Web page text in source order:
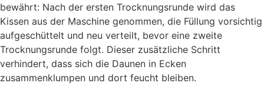
bewährt: Nach der ersten Trocknungsrunde wird das
Kissen aus der Maschine genommen, die Füllung vorsichtig
aufgeschüttelt und neu verteilt, bevor eine zweite
Trocknungsrunde folgt. Dieser zusätzliche Schritt
verhindert, dass sich die Daunen in Ecken
zusammenklumpen und dort feucht bleiben.